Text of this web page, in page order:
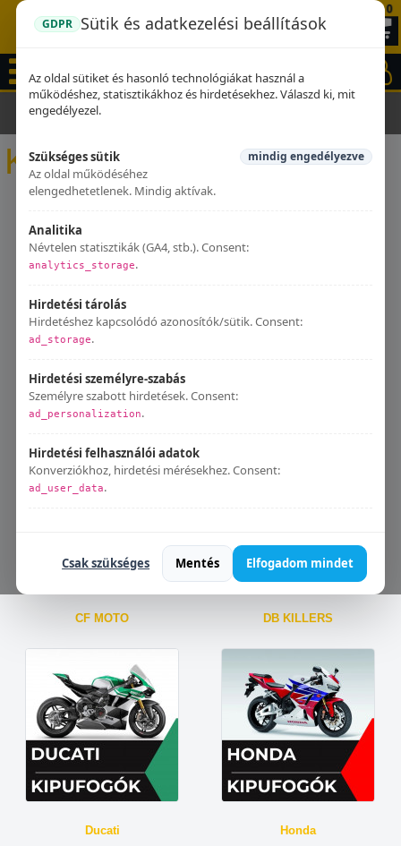
GDPR Sütik és adatkezelési beállítások
Az oldal sütiket és hasonló technológiákat használ a
működéshez, statisztikákhoz és hirdetésekhez. Válaszd ki, mit
engedélyezel.
Szükséges sütik
Az oldal működéséhez
elengedhetetlenek. Mindig aktívak.
mindig engedélyezve
Analitika
Névtelen statisztikák (GA4, stb.). Consent:
analytics_storage.
Hirdetési tárolás
Hirdetéshez kapcsolódó azonosítók/sütik. Consent:
ad_storage.
Hirdetési személyre-szabás
Személyre szabott hirdetések. Consent:
ad_personalization.
Hirdetési felhasználói adatok
Konverziókhoz, hirdetési mérésekhez. Consent:
ad_user_data.
Csak szükséges Mentés Elfogadom mindet
0
Kezdőlap Kipufogók
Kipufogók
CF MOTO DB KILLERS
Ducati Honda